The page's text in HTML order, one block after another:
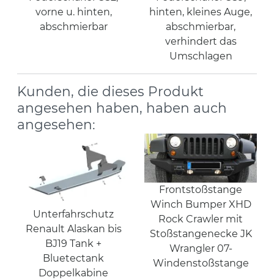
vorne u. hinten,
abschmierbar
hinten, kleines Auge,
abschmierbar,
verhindert das
Umschlagen
Kunden, die dieses Produkt
angesehen haben, haben auch
angesehen:
Unterfahrschutz
Renault Alaskan bis
BJ19 Tank +
Bluetectank
Doppelkabine
Frontstoßstange
Winch Bumper XHD
Rock Crawler mit
Stoßstangenecke JK
Wrangler 07-
Windenstoßstange